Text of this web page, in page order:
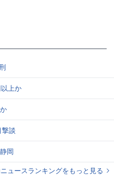
上か
談
岡
ュースランキングをもっと見る